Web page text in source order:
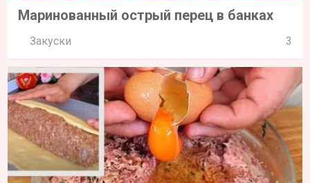
Маринованный острый перец в банках
Закуски 3